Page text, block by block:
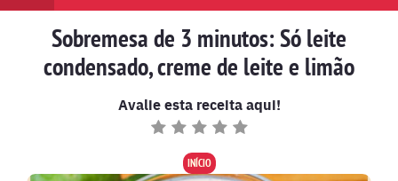
Sobremesa de 3 minutos: Só leite
condensado, creme de leite e limão
Avalie esta receita aqui!
INÍCIO